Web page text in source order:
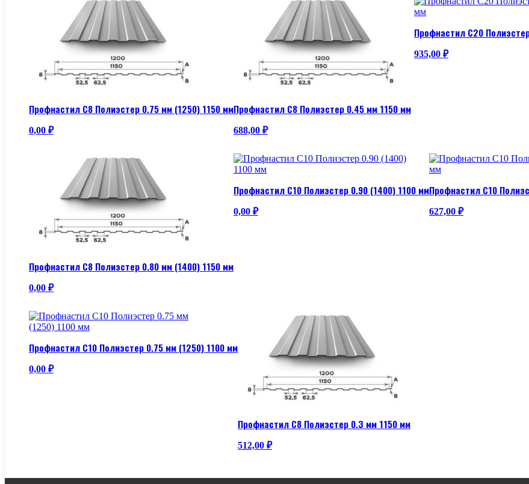
Профнастил С8 Полиэстер 0.75 мм (1250) 1150 мм
0,00 ₽
Профнастил С8 Полиэстер 0.45 мм 1150 мм
688,00 ₽
Профнастил С20
935,00 ₽
Профнастил С8 Полиэстер 0.80 мм (1400) 1150 мм
0,00 ₽
Профнастил С10 Полиэстер 0.90 (1400) 1100 мм
0,00 ₽
Профнастил С10
627,00 ₽
Профнастил С10 Полиэстер 0.75 мм (1250) 1100 мм
0,00 ₽
Профнастил С8 Полиэстер 0.3 мм 1150 мм
512,00 ₽